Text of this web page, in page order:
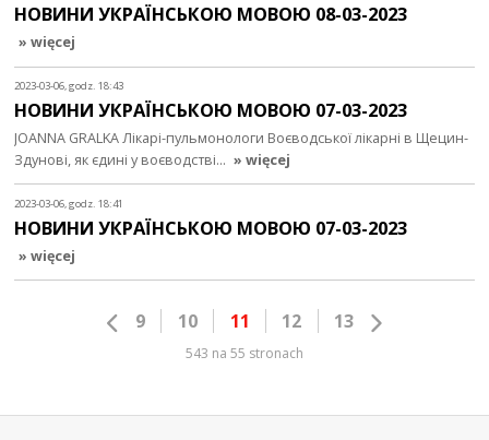
НОВИНИ УКРАЇНСЬКОЮ МОВОЮ 08-03-2023
» więcej
2023-03-06, godz. 18:43
НОВИНИ УКРАЇНСЬКОЮ МОВОЮ 07-03-2023
JOANNA GRALKA Лікарі-пульмонологи Воєводської лікарні в Щецин-
Здунові, як єдині у воєводстві… » więcej
2023-03-06, godz. 18:41
НОВИНИ УКРАЇНСЬКОЮ МОВОЮ 07-03-2023
» więcej
9 10 11 12 13
543 na 55 stronach